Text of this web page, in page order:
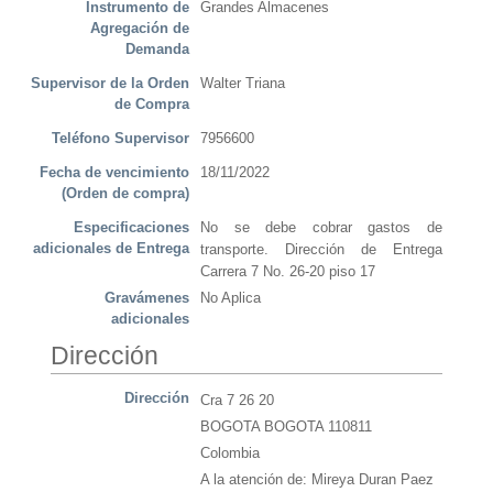
Instrumento de
Agregación de
Demanda
Grandes Almacenes
Supervisor de la Orden
de Compra
Walter Triana
Teléfono Supervisor 7956600
Fecha de vencimiento
(Orden de compra)
18/11/2022
Especificaciones
adicionales de Entrega
No se debe cobrar gastos de
transporte. Dirección de Entrega
Carrera 7 No. 26-20 piso 17
Gravámenes
adicionales
No Aplica
Dirección
Dirección
Cra 7 26 20
BOGOTA BOGOTA 110811
Colombia
A la atención de: Mireya Duran Paez